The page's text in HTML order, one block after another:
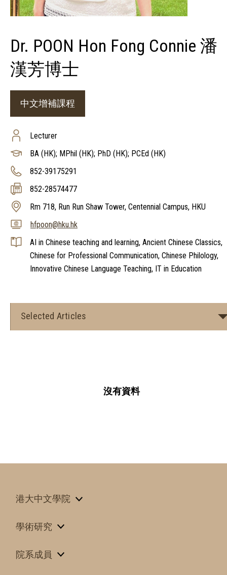
Dr. POON Hon Fong Connie 潘
漢芳博士
中文增補課程
Lecturer
BA (HK); MPhil (HK); PhD (HK); PCEd (HK)
852-39175291
852-28574477
Rm 718, Run Run Shaw Tower, Centennial Campus, HKU
hfpoon@hku.hk
AI in Chinese teaching and learning, Ancient Chinese Classics,
Chinese for Professional Communication, Chinese Philology,
Innovative Chinese Language Teaching, IT in Education
Selected Articles
沒有資料
港大中文學院
學術研究
院系成員